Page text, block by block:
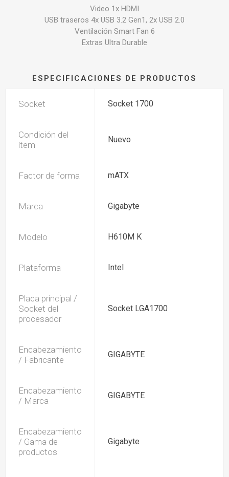
Video 1x HDMI
USB traseros 4x USB 3.2 Gen1, 2x USB 2.0
Ventilación Smart Fan 6
Extras Ultra Durable
ESPECIFICACIONES DE PRODUCTOS
Socket Socket 1700
Condición del
ítem
Nuevo
Factor de forma mATX
Marca Gigabyte
Modelo H610M K
Plataforma Intel
Placa principal /
Socket del
procesador
Socket LGA1700
Encabezamiento
/ Fabricante
GIGABYTE
Encabezamiento
/ Marca
GIGABYTE
Encabezamiento
/ Gama de
productos
Gigabyte